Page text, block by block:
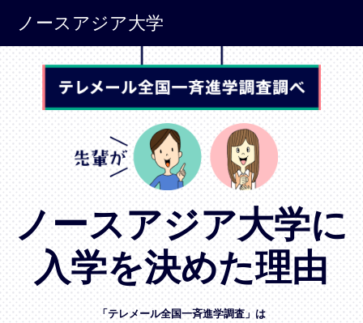
ノースアジア大学
ノースアジア大学に
入学を決めた理由
「テレメール全国一斉進学調査」は